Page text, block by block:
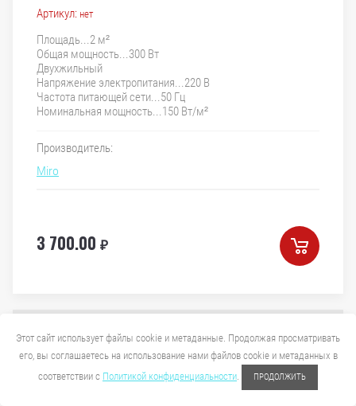
Артикул: нет
Площадь...2 м²
Общая мощность...300 Вт
Двухжильный
Напряжение электропитания...220 В
Частота питающей сети...50 Гц
Номинальная мощность...150 Вт/м²
Производитель:
Miro
3 700.00 ₽
Этот сайт использует файлы cookie и метаданные. Продолжая просматривать
его, вы соглашаетесь на использование нами файлов cookie и метаданных в
соответствии с Политикой конфиденциальности. ПРОДОЛЖИТЬ